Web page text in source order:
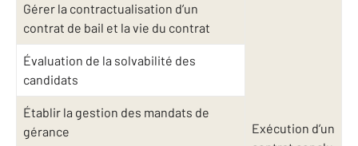
Gérer la contractualisation d’un
contrat de bail et la vie du contrat
Exécution d’un
Évaluation de la solvabilité des
candidats
Établir la gestion des mandats de
gérance